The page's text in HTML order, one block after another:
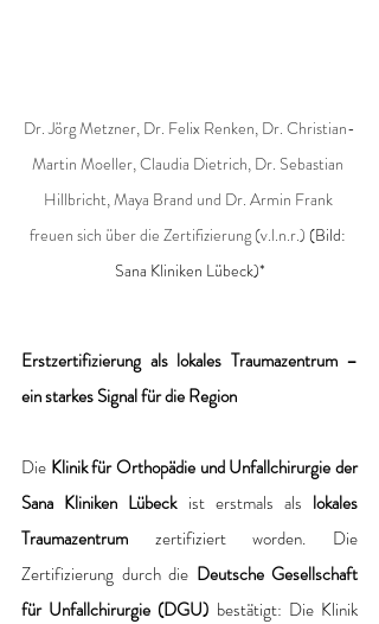
Dr. Jörg Metzner, Dr. Felix Renken, Dr. Christian-
Martin Moeller, Claudia Dietrich, Dr. Sebastian
Hillbricht, Maya Brand und Dr. Armin Frank
freuen sich über die Zertifizierung (v.l.n.r.) (Bild:
Sana Kliniken Lübeck)*
Erstzertifizierung als lokales Traumazentrum –
ein starkes Signal für die Region
Die Klinik für Orthopädie und Unfallchirurgie der
Sana Kliniken Lübeck ist erstmals als lokales
Traumazentrum zertifiziert worden. Die
Zertifizierung durch die Deutsche Gesellschaft
für Unfallchirurgie (DGU) bestätigt: Die Klinik